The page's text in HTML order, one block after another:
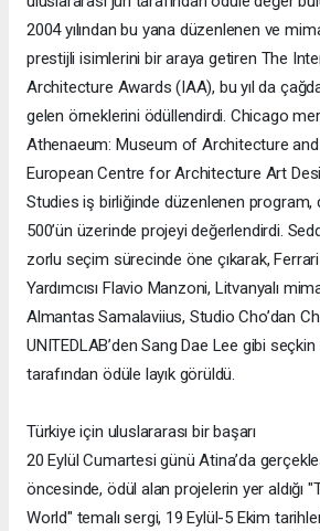
2004 yılından bu yana düzenlenen ve
prestijli isimlerini bir araya getiren The
Architecture Awards (IAA), bu yıl da
gelen örneklerini ödüllendirdi. Chicago
Athenaeum: Museum of Architecture and
European Centre for Architecture Art
Studies iş birliğinde düzenlenen program,
500’ün üzerinde projeyi değerlendirdi.
zorlu seçim sürecinde öne çıkarak,
Yardımcısı Flavio Manzoni, Litvanyalı
Almantas Samalaviius, Studio Cho’dan
UNITEDLAB’den Sang Dae Lee gibi
tarafından ödüle layık görüldü.
Türkiye için uluslararası bir başarı
20 Eylül Cumartesi günü Atina’da
öncesinde, ödül alan projelerin yer aldığı
World" temalı sergi, 19 Eylül-5 Ekim